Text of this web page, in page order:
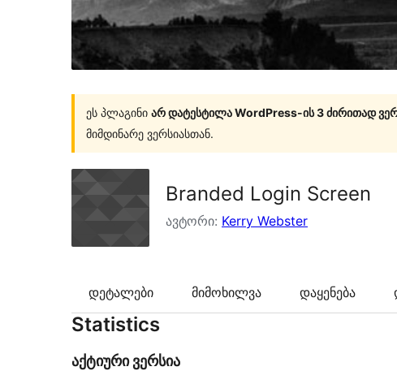
ეს პლაგინი არ დატესტილა WordPress-ის 3 ძირითად
მიმდინარე ვერსიასთან.
Branded Login Screen
ავტორი: Kerry Webster
დეტალები მიმოხილვა დაყენება
Statistics
აქტიური ვერსია